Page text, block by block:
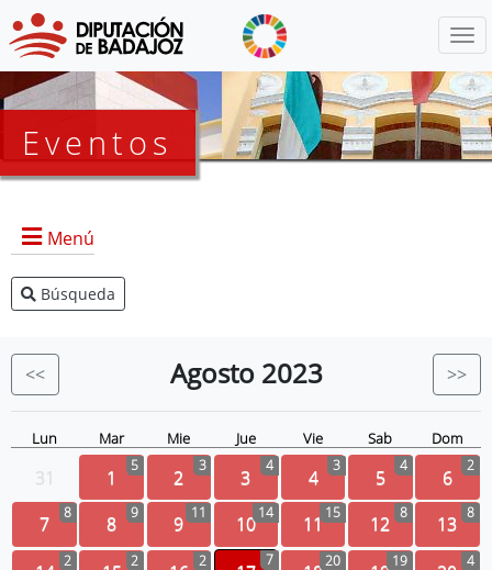
Eventos
Menú
Agenda Presidencia
Eventos
Búsqueda
<< Agosto 2023 >>
Lun Mar Mie Jue Vie Sab Dom
31 1 5 2 3 3 4 4 3 5 4 6 2
7 8 8 9 9 11 1014 1115 12 8 13 8
2 2 2 7 20 19 4